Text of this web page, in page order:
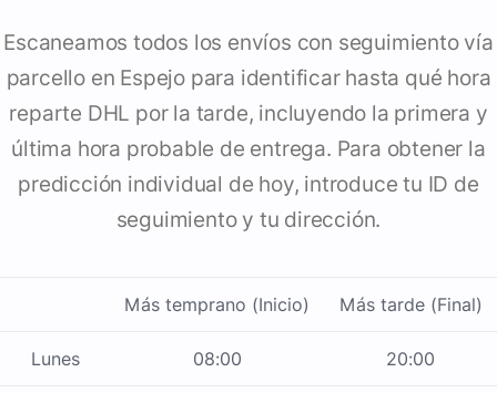
Escaneamos todos los envíos con seguimiento vía
parcello en Espejo para identificar hasta qué hora
reparte DHL por la tarde, incluyendo la primera y
última hora probable de entrega. Para obtener la
predicción individual de hoy, introduce tu ID de
seguimiento y tu dirección.
Más temprano (Inicio) Más tarde (Final)
Lunes 08:00 20:00